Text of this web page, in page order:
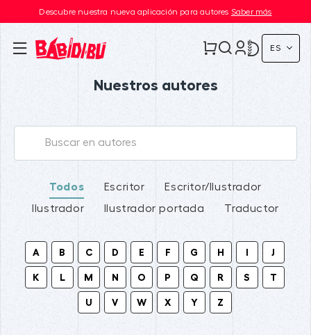
Descubre nuestra nueva aplicación para autores Saber más
ES
Nuestros autores
Todos Escritor
Escritor/Ilustrador
Ilustrador
Ilustrador portada Traductor
A B C D E F G H I J
K L M N O P Q R S T
U V W X Y Z